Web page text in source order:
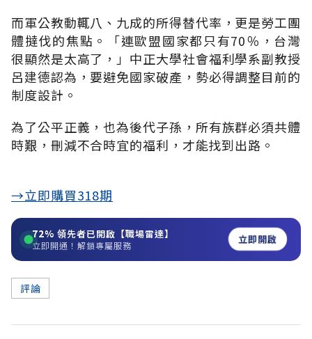
而軍公教動輒八、九成的所得替代率，更是勞工團
體撻伐的焦點。「連歐盟國家都只有70％，台灣
很顯然是太高了，」中正大學社會福利學系副教授
呂建德認為，要避免國家破產，勢必得調整目前的
制度設計。
為了公平正義，也為後代子孫，所有族群必須共體
時艱，刪減不合時宜的福利，才能找到出路。
→立即購買318期
72% 領先者已開啟【職場雷達】
立即開通！解鎖專屬服務 立即開啟
評論